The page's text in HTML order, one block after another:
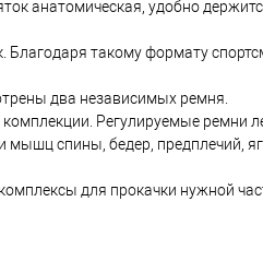
анатомическая, удобно
такому формату
два независимых ремня.
Регулируемые ремни
спины, бедер, предплечий,
для прокачки нужной